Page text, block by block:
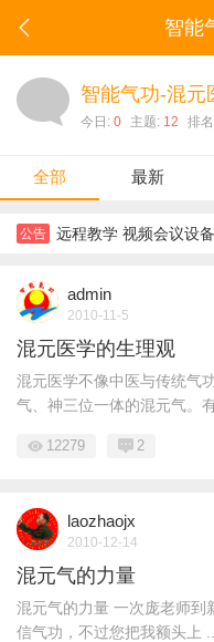
智能
智能气功-混元
今日: 0 主题: 12 排
全部 最新
公告 远程教学 视频会议设备
admin
2010-11-5
混元医学的生理观
混元医学不像中医与传统气
气、神三位一体的混元气。
12279 2
laozhaojx
2010-12-14
混元气的力量
混元气的力量 一次庞老师到
信气功，不过您把我额头上 ...